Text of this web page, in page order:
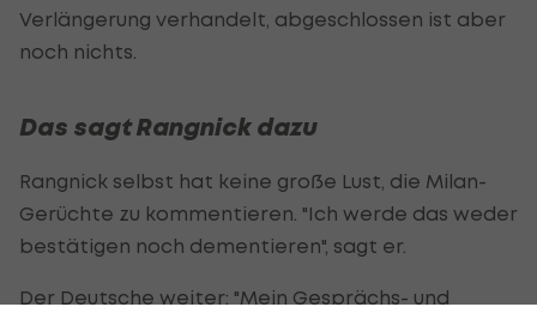
Verlängerung verhandelt, abgeschlossen ist aber
noch nichts.
Das sagt Rangnick dazu
Rangnick selbst hat keine große Lust, die Milan-
Gerüchte zu kommentieren. "Ich werde das weder
bestätigen noch dementieren", sagt er.
Der Deutsche weiter: "Mein Gesprächs- und